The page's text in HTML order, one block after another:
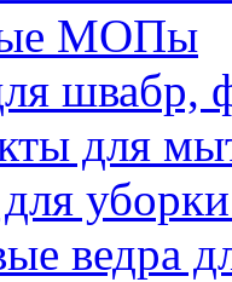
МОПы
швабр,
для
ведра